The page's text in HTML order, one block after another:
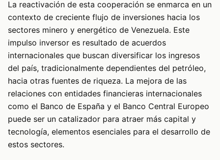
La reactivación de esta cooperación se enmarca en un
contexto de creciente flujo de inversiones hacia los
sectores minero y energético de Venezuela. Este
impulso inversor es resultado de acuerdos
internacionales que buscan diversificar los ingresos
del país, tradicionalmente dependientes del petróleo,
hacia otras fuentes de riqueza. La mejora de las
relaciones con entidades financieras internacionales
como el Banco de España y el Banco Central Europeo
puede ser un catalizador para atraer más capital y
tecnología, elementos esenciales para el desarrollo de
estos sectores.